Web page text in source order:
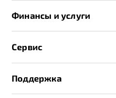
X70
Записаться на тест-драйв
Получить предложение
Финансы и услуги
Страхование
Расчет КАСКО
Сервис
Поддержка